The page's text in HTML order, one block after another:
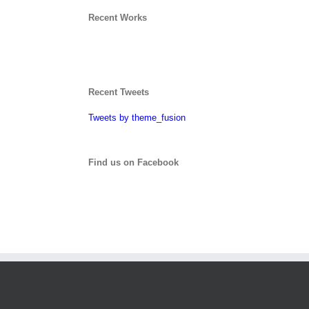
Recent Works
Recent Tweets
Tweets by theme_fusion
Find us on Facebook